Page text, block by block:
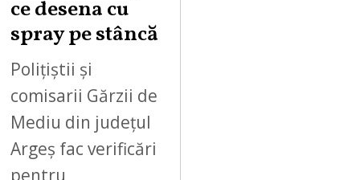
ce desena cu
spray pe stâncă
Polițiștii și
comisarii Gărzii de
Mediu din județul
Argeș fac verificări
pentru